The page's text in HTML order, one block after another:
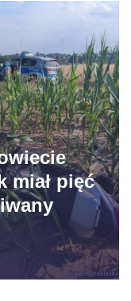
miał pięć